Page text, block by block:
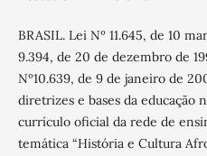
BRASIL. Lei Nº 11.645, de 10
9.394, de 20 de dezembro de
Nº10.639, de 9 de janeiro de
diretrizes e bases da educação
currículo oficial da rede de
temática “História e Cultura